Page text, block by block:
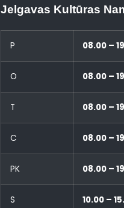
Jelgavas Kultūras
P 08.00 –
O 08.00 –
T 08.00 –
C 08.00 –
PK 08.00 –
S 10.00 –